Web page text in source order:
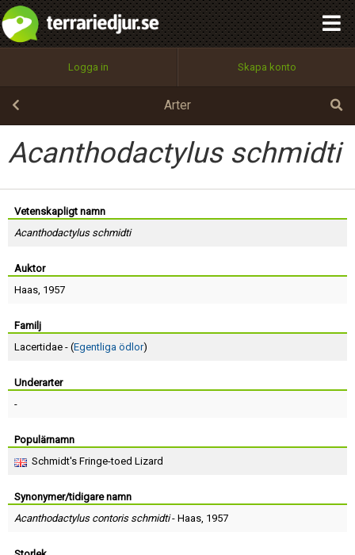
Logga in Skapa konto
Arter
Acanthodactylus schmidti
Vetenskapligt namn
Acanthodactylus schmidti
Auktor
Haas, 1957
Familj
Lacertidae - (Egentliga ödlor)
Underarter
-
Populärnamn
Schmidt's Fringe-toed Lizard
Synonymer/tidigare namn
Acanthodactylus contoris schmidti- Haas, 1957
Utför
100%
OK
integritetspolicy
Namn:
Epost:
Lösenord:
Terms of Service
Begär nytt lösenord
Tillbaka till förstasidan